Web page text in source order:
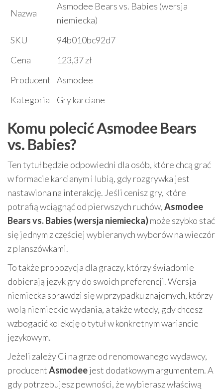
Nazwa
Asmodee Bears vs. Babies (wersja
niemiecka)
SKU
94b010bc92d7
Cena
123,37 zł
Producent Asmodee
Kategoria
Gry karciane
Komu polecić Asmodee Bears
vs. Babies?
Ten tytuł będzie odpowiedni dla osób, które chcą grać
w formacie karcianym i lubią, gdy rozgrywka jest
nastawiona na interakcję. Jeśli cenisz gry, które
potrafią wciągnąć od pierwszych ruchów,Asmodee
Bears vs. Babies (wersja niemiecka)może szybko stać
się jednym z częściej wybieranych wyborów na wieczór
z planszówkami.
To także propozycja dla graczy, którzy świadomie
dobierają język gry do swoich preferencji. Wersja
niemiecka sprawdzi się w przypadku znajomych, którzy
wolą niemieckie wydania, a także wtedy, gdy chcesz
wzbogacić kolekcję o tytuł w konkretnym wariancie
językowym.
Jeżeli zależy Ci na grze od renomowanego wydawcy,
producentAsmodeejest dodatkowym argumentem. A
gdy potrzebujesz pewności, że wybierasz właściwą